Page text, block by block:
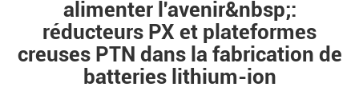
alimenter l'avenir&nbsp;:
réducteurs PX et plateformes
creuses PTN dans la fabrication de
batteries lithium-ion